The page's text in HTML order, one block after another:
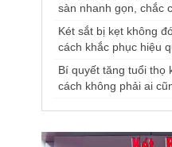
sàn nhanh gọn, chắc
Két sắt bị kẹt không
cách khắc phục hiệu
Bí quyết tăng tuổi thọ
cách không phải ai